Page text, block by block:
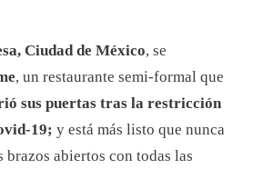
Ciudad de México, se
, un restaurante semi-formal que
sus puertas tras la restricción
19; y está más listo que nunca
abiertos con todas las